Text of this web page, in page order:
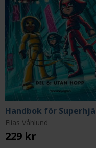
Elias Våhlund
229 kr